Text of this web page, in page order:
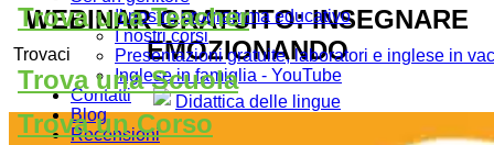
Il nostro programma educativo
I nostri corsi
Presentazioni gratuite, laboratori e inglese in
Inglese in famiglia - YouTube
Contatti
Blog
Recensioni
Trova una Teacher
Trovaci
Trova una Scuola
Trova un Corso
WEBINAR GRATUITO: INSEGNARE
EMOZIONANDO
Didattica delle lingue